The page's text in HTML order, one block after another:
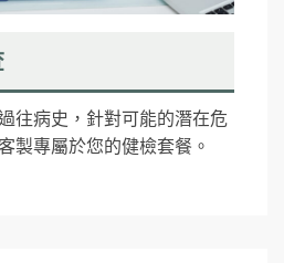
往病史，針對可能的潛在危
製專屬於您的健檢套餐。